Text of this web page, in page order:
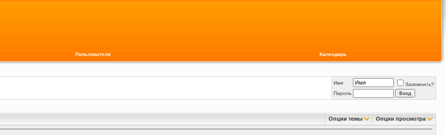
Пользователи Календарь
Имя
Запомнить?
Пароль
Опции темы Опции просмотра